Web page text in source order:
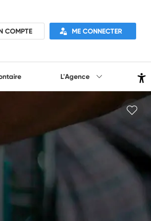
COMPTE ME CONNECTER
L'Agence